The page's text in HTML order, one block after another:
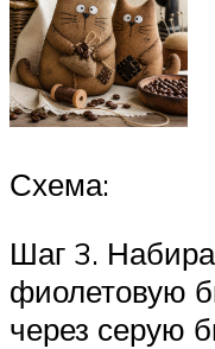
Схема:
Шаг 3.
фиолетовую
через серую